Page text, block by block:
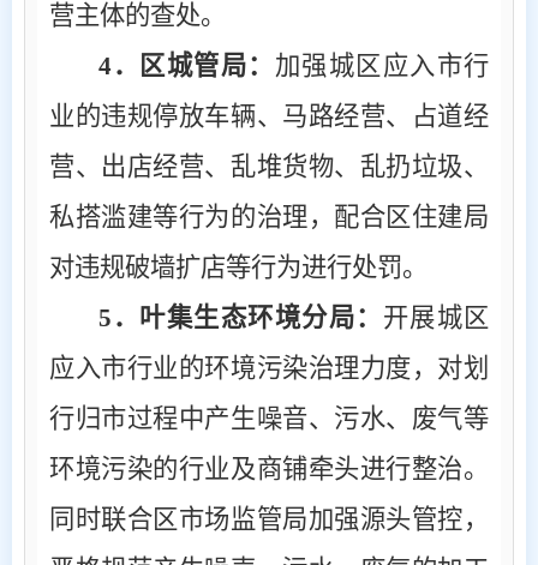
营主体的查处。
4 ．区城管局： 加强城区应入市行
业的违规停放车辆、马路经营、占道经
营、出店经营、乱堆货物、乱扔垃圾、
私搭滥建等行为的治理，配合区住建局
对违规破墙扩店等行为进行处罚。
5 ．叶集生态环境分局： 开展城区
应入市行业的环境污染治理力度，对划
行归市过程中产生噪音、污水、废气等
环境污染的行业及商铺牵头进行整治。
同时联合区市场监管局加强源头管控，